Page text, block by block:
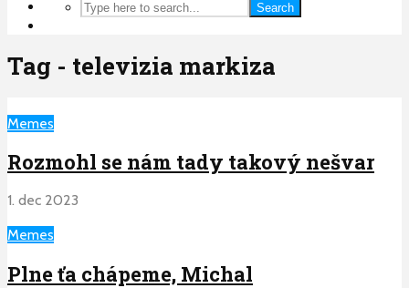
Search
Tag - televizia markiza
Memes
Rozmohl se nám tady takový nešvar
1. dec 2023
Memes
Plne ťa chápeme, Michal